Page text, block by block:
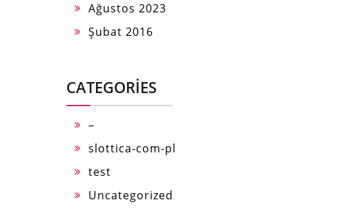
Ağustos 2023
Şubat 2016
CATEGORIES
–
slottica-com-pl
test
Uncategorized